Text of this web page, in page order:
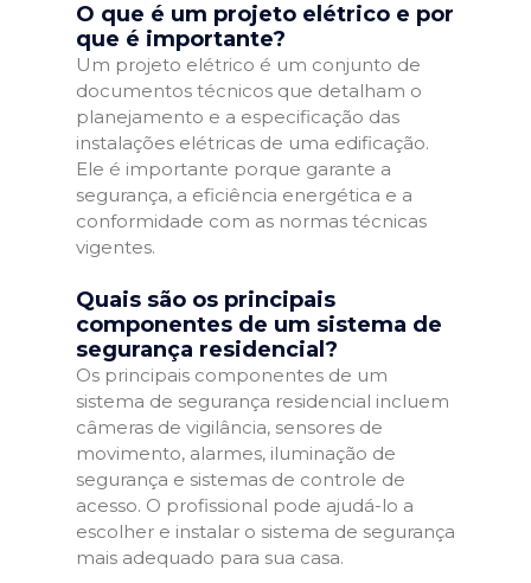
O que é um projeto elétrico e por
que é importante?
Um projeto elétrico é um conjunto de
documentos técnicos que detalham o
planejamento e a especificação das
instalações elétricas de uma edificação.
Ele é importante porque garante a
segurança, a eficiência energética e a
conformidade com as normas técnicas
vigentes.
Quais são os principais
componentes de um sistema de
segurança residencial?
Os principais componentes de um
sistema de segurança residencial incluem
câmeras de vigilância, sensores de
movimento, alarmes, iluminação de
segurança e sistemas de controle de
acesso. O profissional pode ajudá-lo a
escolher e instalar o sistema de segurança
mais adequado para sua casa.